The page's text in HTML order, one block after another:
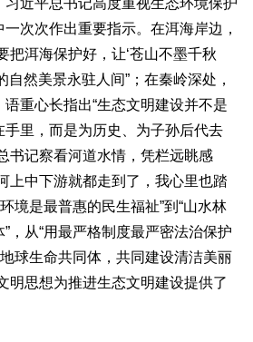
辽 吉 黑 沪 苏 浙 皖
闽
粤 桂 琼 渝 川 黔 滇
藏
港 澳 台
智库战略 智库之声
2018 2019
次次作出重要指示。在洱海岸边，
把洱海保护好，让‘苍山不墨千秋
自然美景永驻人间”；在秦岭深处，
重心长指出“生态文明建设并不是
里，而是为历史、为子孙后代去
书记察看河道水情，凭栏远眺感
上中下游就都走到了，我心里也踏
境是最普惠的民生福祉”到“山水林
，从“用最严格制度最严密法治保护
球生命共同体，共同建设清洁美丽
明思想为推进生态文明建设提供了